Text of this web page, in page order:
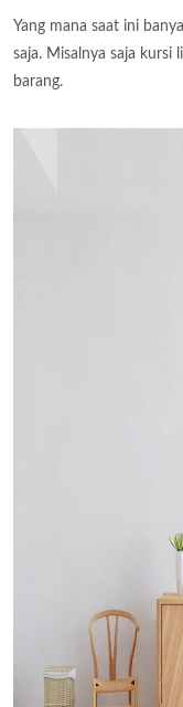
Yang mana saat ini
saja. Misalnya saja kursi
barang.